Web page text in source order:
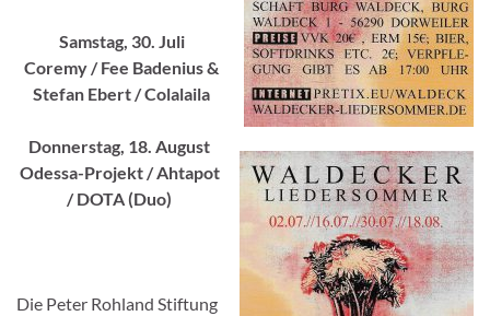
Samstag, 30. Juli
Coremy / Fee Badenius &
Stefan Ebert / Colalaila
Donnerstag, 18. August
Odessa-Projekt / Ahtapot
/ DOTA (Duo)
Die Peter Rohland Stiftung